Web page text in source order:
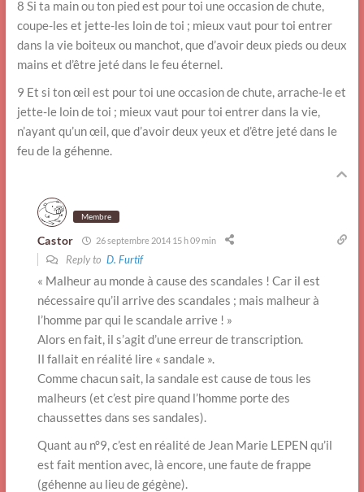
8 Si ta main ou ton pied est pour toi une occasion de chute,
coupe-les et jette-les loin de toi ; mieux vaut pour toi entrer
dans la vie boiteux ou manchot, que d’avoir deux pieds ou deux
mains et d’être jeté dans le feu éternel.
9 Et si ton œil est pour toi une occasion de chute, arrache-le et
jette-le loin de toi ; mieux vaut pour toi entrer dans la vie,
n’ayant qu’un œil, que d’avoir deux yeux et d’être jeté dans le
feu de la géhenne.
Membre
Castor 26 septembre 2014 15 h 09 min
Reply to D. Furtif
« Malheur au monde à cause des scandales ! Car il est
nécessaire qu’il arrive des scandales ; mais malheur à
l’homme par qui le scandale arrive ! »
Alors en fait, il s’agit d’une erreur de transcription.
Il fallait en réalité lire « sandale ».
Comme chacun sait, la sandale est cause de tous les
malheurs (et c’est pire quand l’homme porte des
chaussettes dans ses sandales).
Quant au n°9, c’est en réalité de Jean Marie LEPEN qu’il
est fait mention avec, là encore, une faute de frappe
(géhenne au lieu de gégène).